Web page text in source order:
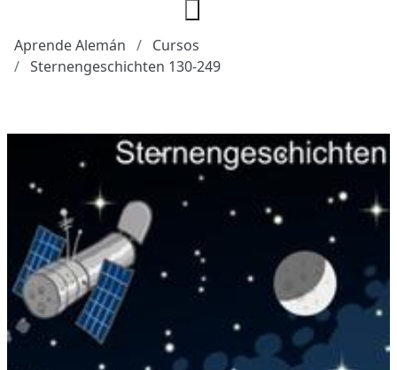
Aprende Alemán
Cursos
Sternengeschichten 130-249